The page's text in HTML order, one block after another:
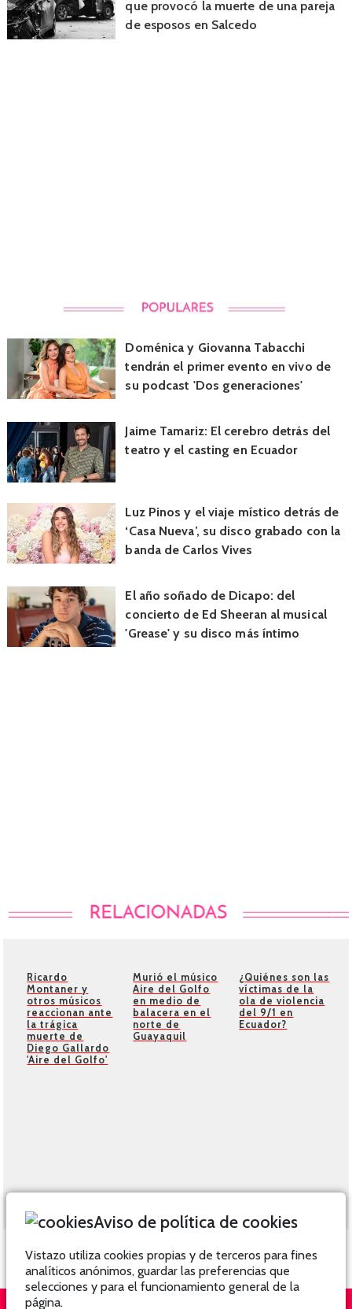
que provocó la muerte de una pareja
de esposos en Salcedo
Doménica y Giovanna Tabacchi
tendrán el primer evento en vivo de
su podcast 'Dos generaciones'
Jaime Tamariz: El cerebro detrás del
teatro y el casting en Ecuador
Luz Pinos y el viaje místico detrás de
‘Casa Nueva’, su disco grabado con la
banda de Carlos Vives
El año soñado de Dicapo: del
concierto de Ed Sheeran al musical
'Grease' y su disco más íntimo
Ricardo
Montaner y
otros músicos
reaccionan ante
la trágica
muerte de
Diego Gallardo
'Aire del Golfo'
Murió el músico
Aire del Golfo
en medio de
balacera en el
norte de
Guayaquil
¿Quiénes son las
víctimas de la
ola de violencia
del 9/1 en
Ecuador?
Aviso de política de cookies
Vistazo utiliza cookies propias y de terceros para fines
analíticos anónimos, guardar las preferencias que
selecciones y para el funcionamiento general de la
página.